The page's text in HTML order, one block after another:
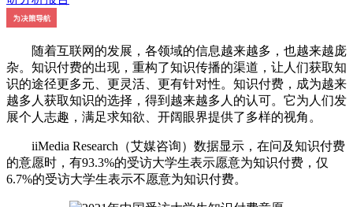
随着互联网的发展，各领域的信息越来越多，也越来越庞
杂。知识付费的出现，重构了知识传播的渠道，让人们获取知
识的途径更多元、更灵活、更有针对性。知识付费，成为越来
越多人获取知识的选择，得到越来越多人的认可。它为人们发
展个人志趣，满足求知欲、开阔眼界提供了多样的视角。
iiMedia Research（艾媒咨询）数据显示，在问及知识付费
的意愿时，有93.3%的受访大学生表示愿意为知识付费，仅
6.7%的受访大学生表示不愿意为知识付费。